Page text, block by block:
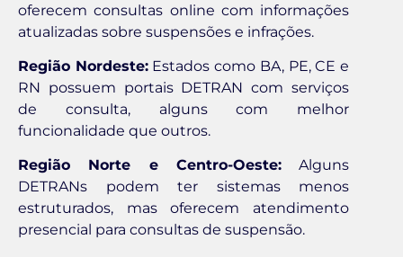
oferecem consultas online com informações
atualizadas sobre suspensões e infrações.
Região Nordeste:Estados como BA, PE, CE e
RN possuem portais DETRAN com serviços
de consulta, alguns com melhor
funcionalidade que outros.
Região Norte e Centro-Oeste:Alguns
DETRANs podem ter sistemas menos
estruturados, mas oferecem atendimento
presencial para consultas de suspensão.